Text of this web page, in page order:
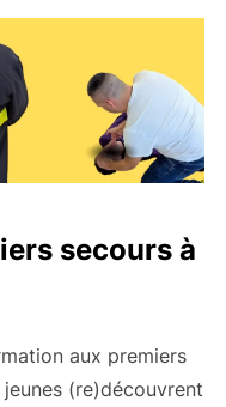
secours à
aux premiers
(re)découvrent